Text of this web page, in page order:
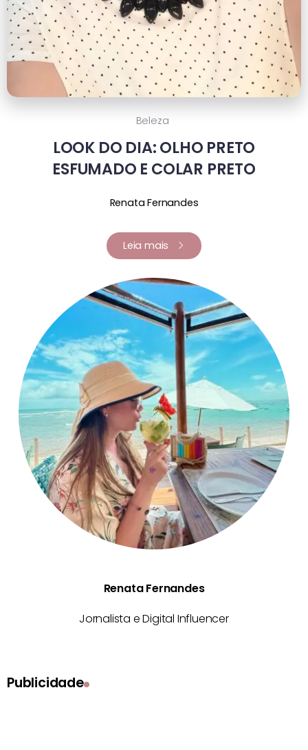
Beleza
LOOK DO DIA: OLHO PRETO
ESFUMADO E COLAR PRETO
Renata Fernandes
Leia mais
Renata Fernandes
Renata Fernandes
Jornalista e Digital Influencer
Publicidade